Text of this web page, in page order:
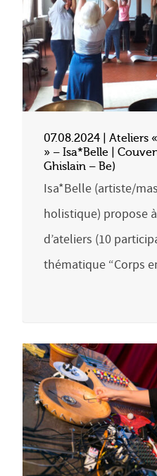
07.08.2024 | Ateliers
» – Isa*Belle |
Ghislain – Be)
Isa*Belle (artiste/
holistique) propose
d’ateliers (10
thématique “Corps